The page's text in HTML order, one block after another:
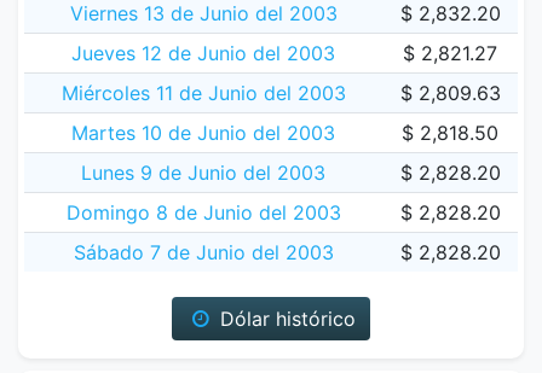
Viernes 13 de Junio del 2003
$ 2,832.20
Jueves 12 de Junio del 2003
$ 2,821.27
Miércoles 11 de Junio del 2003
$ 2,809.63
Martes 10 de Junio del 2003
$ 2,818.50
Lunes 9 de Junio del 2003
$ 2,828.20
Domingo 8 de Junio del 2003
$ 2,828.20
Sábado 7 de Junio del 2003
$ 2,828.20
Dólar histórico